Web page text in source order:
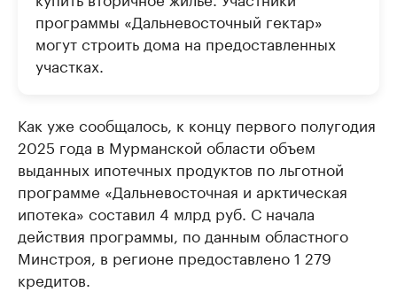
программы «Дальневосточный гектар»
могут строить дома на предоставленных
участках.
Как уже сообщалось, к концу первого полугодия
2025 года в Мурманской области объем
выданных ипотечных продуктов по льготной
программе «Дальневосточная и арктическая
ипотека» составил 4 млрд руб. С начала
действия программы, по данным областного
Минстроя, в регионе предоставлено 1 279
кредитов.